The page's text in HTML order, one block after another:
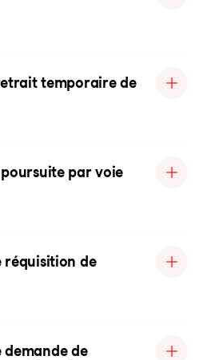
temporaire de
par voie
réquisition de
demande de